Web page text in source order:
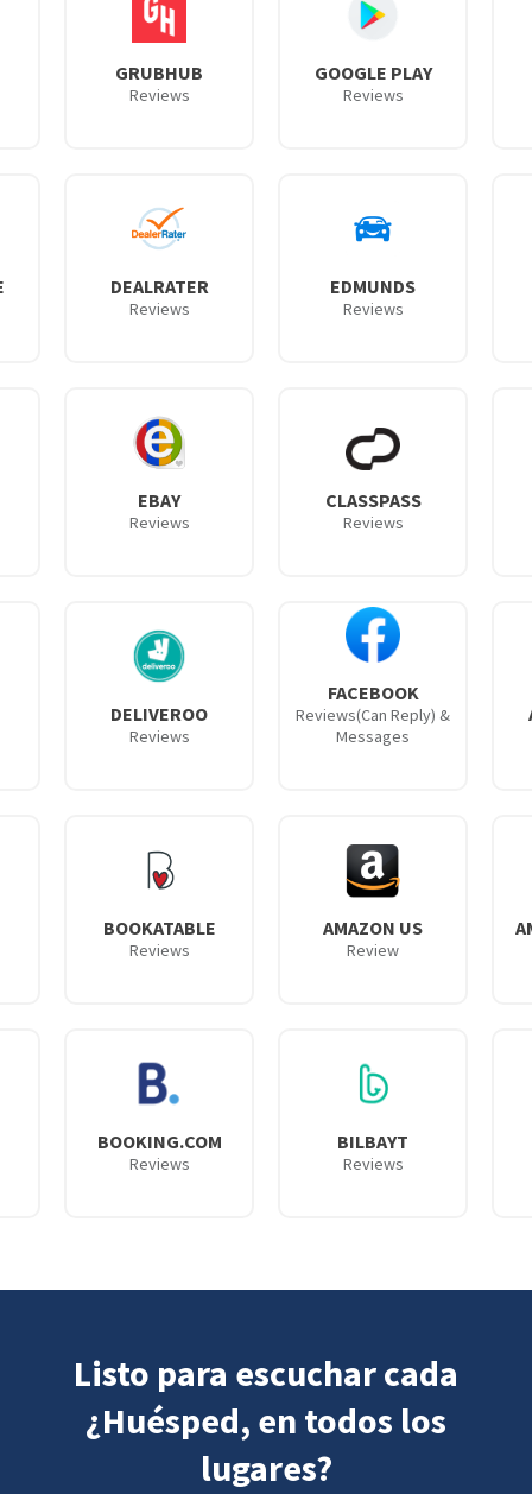
GRUBHUB
Reviews
GOOGLE PLAY
Reviews
DEALRATER
Reviews
EDMUNDS
Reviews
EBAY
Reviews
CLASSPASS
Reviews
DELIVEROO
Reviews
FACEBOOK
Reviews(Can Reply) &
Messages
BOOKATABLE
Reviews
AMAZON US
Review
BOOKING.COM
Reviews
BILBAYT
Reviews
Listo para escuchar cada
¿Huésped, en todos los
lugares?